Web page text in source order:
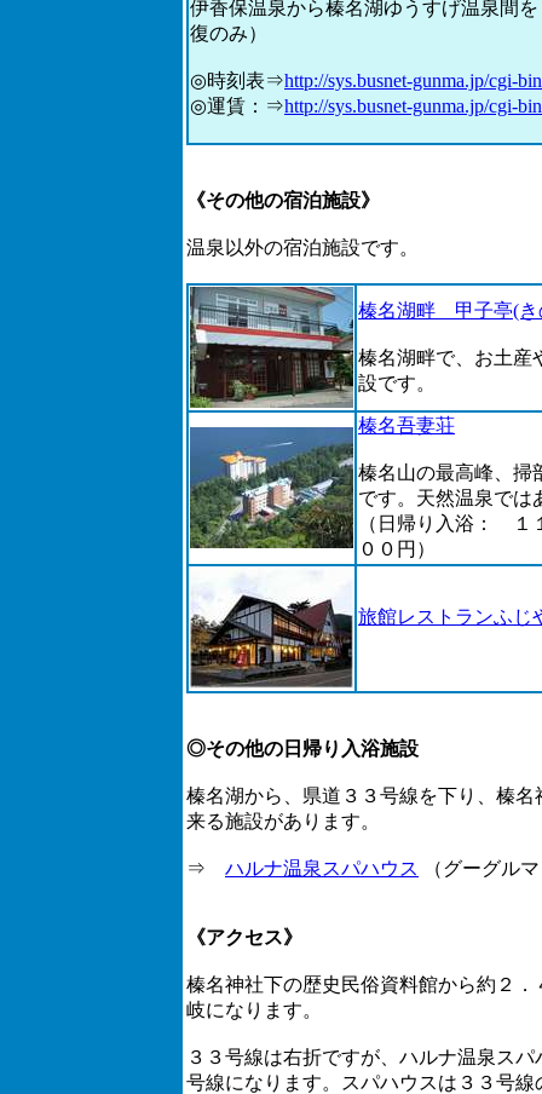
伊香保温泉から榛名湖ゆうすげ温泉間
復のみ）
◎時刻表⇒http://sys.busnet-gunma.jp/cgi-
◎運賃：⇒http://sys.busnet-gunma.jp/cgi-
《その他の宿泊施設》
温泉以外の宿泊施設です。
榛名湖畔 甲子亭(き
榛名湖畔で、お土産
設です。
榛名吾妻荘
榛名山の最高峰、掃
です。天然温泉では
（日帰り入浴：
００円）
旅館レストランふじ
◎その他の日帰り入浴施設
榛名湖から、県道３３号線を下り、榛
来る施設があります。
⇒ ハルナ温泉スパハウス （グーグル
《アクセス》
榛名神社下の歴史民俗資料館から約２
岐になります。
３３号線は右折ですが、ハルナ温泉ス
号線になります。スパハウスは３３号